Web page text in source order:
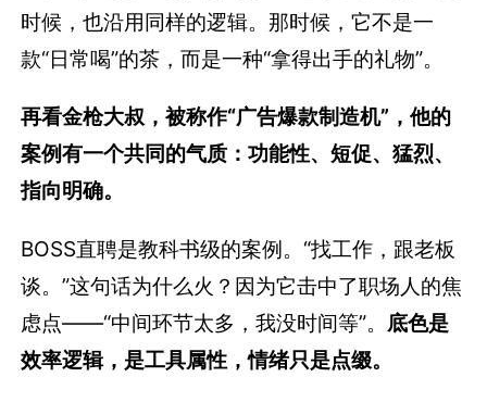
时候，也沿用同样的逻辑。那时候，它不是一
款“日常喝”的茶，而是一种“拿得出手的礼物”。
再看金枪大叔，被称作“广告爆款制造机”，他的
案例有一个共同的气质：功能性、短促、猛烈、
指向明确。
BOSS直聘是教科书级的案例。“找工作，跟老板
谈。”这句话为什么火？因为它击中了职场人的焦
虑点——“中间环节太多，我没时间等”。 底色是
效率逻辑，是工具属性，情绪只是点缀。